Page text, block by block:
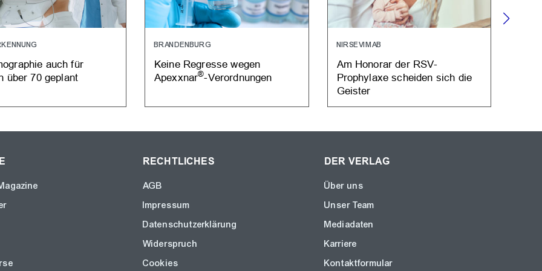
auch für
über 70 geplant
BRANDENBURG
Keine Regresse wegen
Apexxnar®-Verordnungen
NIRSEVIMAB
Am Honorar der RSV-
Prophylaxe scheiden sich die
Geister
RECHTLICHES
AGB
Impressum
Datenschutzerklärung
Widerspruch
Cookies
DER VERLAG
Über uns
Unser Team
Mediadaten
Karriere
Kontaktformular